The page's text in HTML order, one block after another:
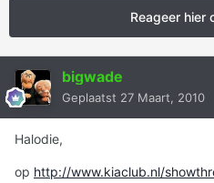
Reageer hier
bigwade
Geplaatst 27 Maart, 2010
Halodie,
op http://www.kiaclub.nl/